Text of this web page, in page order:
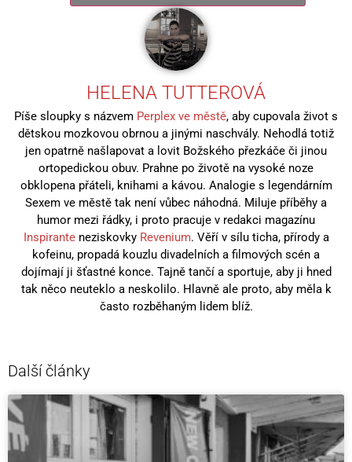
HELENA TUTTEROVÁ
Píše sloupky s názvem Perplex ve městě, aby cupovala život s
dětskou mozkovou obrnou a jinými naschvály. Nehodlá totiž
jen opatrně našlapovat a lovit Božského přezkáče či jinou
ortopedickou obuv. Prahne po životě na vysoké noze
obklopena přáteli, knihami a kávou. Analogie s legendárním
Sexem ve městě tak není vůbec náhodná. Miluje příběhy a
humor mezi řádky, i proto pracuje v redakci magazínu
Inspiranteneziskovky Revenium. Věří v sílu ticha, přírody a
kofeinu, propadá kouzlu divadelních a filmových scén a
dojímají ji šťastné konce. Tajně tančí a sportuje, aby ji hned
tak něco neuteklo a neskolilo. Hlavně ale proto, aby měla k
často rozběhaným lidem blíž.
Další články